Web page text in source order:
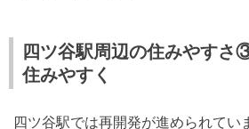
四ツ谷駅周辺の住みやすさ
住みやすく
四ツ谷駅では再開発が進められてい